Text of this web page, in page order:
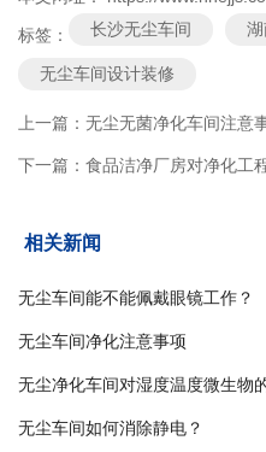
标签： 长沙无尘车间
无尘车间设计装修
上一篇： 无尘无菌净化车间注意
下一篇： 食品洁净厂房对净化工
相关新闻
无尘车间能不能佩戴眼镜工作？
无尘车间净化注意事项
无尘净化车间对湿度温度微生物
无尘车间如何消除静电？